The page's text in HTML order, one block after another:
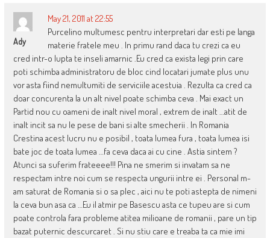
Ady
May 21, 2011 at 22:55
Purcelino multumesc pentru interpretari dar esti pe langa
materie fratele meu . In primu rand daca tu crezi ca eu
cred intr-o lupta te inseli amarnic .Eu cred ca exista legi prin care
poti schimba administratoru de bloc cind locatari jumate plus unu
vor asta fiind nemultumiti de serviciile acestuia . Rezulta ca cred ca
doar concurenta la un alt nivel poate schimba ceva . Mai exact un
Partid nou cu oameni de inalt nivel moral , extrem de inalt …atit de
inalt incit sa nu le pese de bani si alte smecherii . In Romania
Crestina acest lucru nu e posibil , toata lumea fura , toata lumea isi
bate joc de toata lumea …fa ceva daca ai cu cine . Astia sintem ?
Atunci sa suferim frateeee!!! Pina ne smerim si invatam sa ne
respectam intre noi cum se respecta ungurii intre ei . Personal m-
am saturat de Romania si o sa plec , aici nu te poti astepta de nimeni
la ceva bun asa ca …Eu il atmir pe Basescu asta ce tupeu are si cum
poate controla fara probleme atitea milioane de romanii , pare un tip
bazat puternic descurcaret . Si nu stiu care e treaba ta ca mie imi